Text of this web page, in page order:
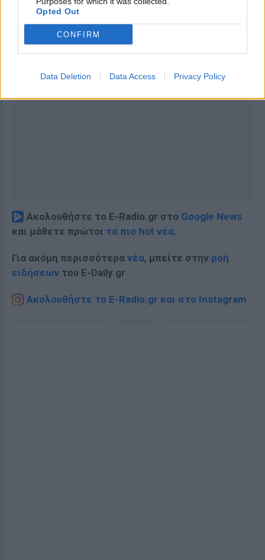
Opted Out
CONFIRM
Data Deletion Data Access Privacy Policy
Ακολουθήστε το E-Radio.gr στο Google News
και μάθετε πρώτοι τα πιο hot νέα.
Για ακόμη περισσότερα νέα, μπείτε στην ροή
ειδήσεων του E-Daily.gr
Ακολουθήστε το E-Radio.gr και στο Instagram